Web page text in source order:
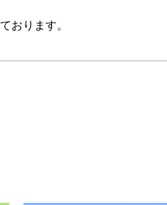
おります。